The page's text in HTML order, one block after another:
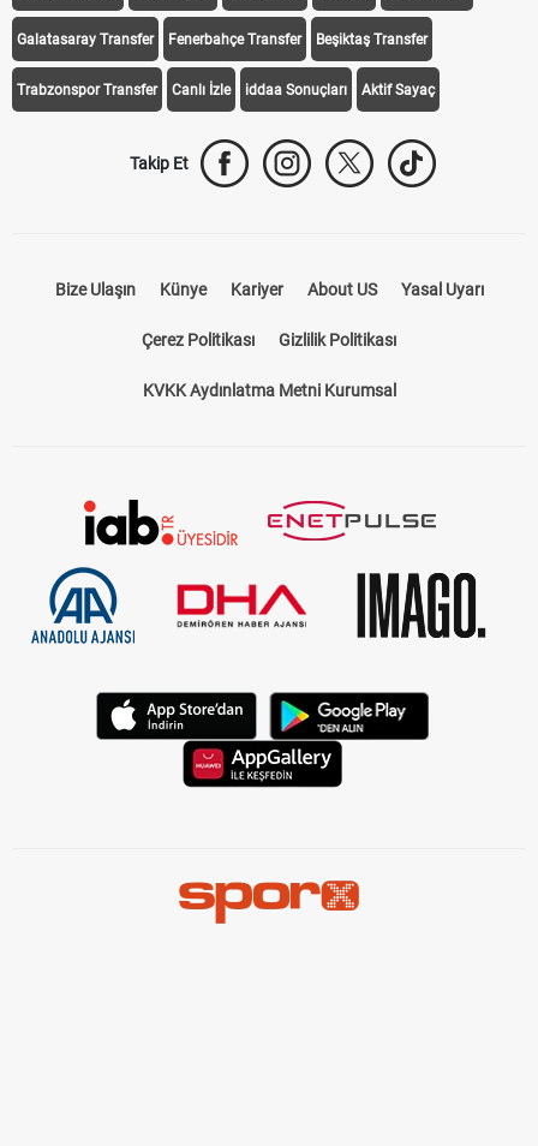
Galatasaray Transfer Fenerbahçe Transfer Beşiktaş Transfer
Trabzonspor Transfer Canlı İzle iddaa Sonuçları Aktif Sayaç
Takip Et
Bize Ulaşın Künye Kariyer About US Yasal Uyarı
Çerez Politikası Gizlilik Politikası
KVKK Aydınlatma Metni Kurumsal